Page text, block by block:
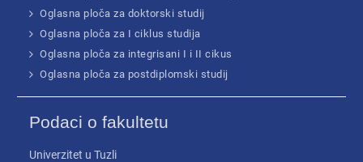
Oglasna ploča za doktorski studij
Oglasna ploča za I ciklus studija
Oglasna ploča za integrisani I i II cikus
Oglasna ploča za postdiplomski studij
Podaci o fakultetu
Univerzitet u Tuzli